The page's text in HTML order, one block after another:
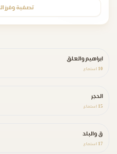
تصفية وفرز
ابراهيم والعلق
10 استماع
الحجر
15 استماع
ق والبلد
17 استماع